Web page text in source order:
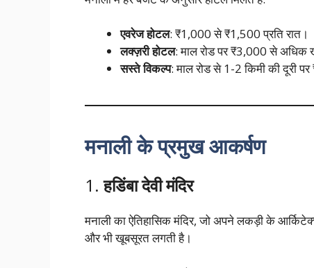
एवरेज होटल: ₹1,000 से ₹1,500 प्रति रात।
लक्ज़री होटल: माल रोड पर ₹3,000 से
सस्ते विकल्प: माल रोड से 1-2 किमी की दूरी
मनाली के प्रमुख आकर्षण
1.हडिंबा देवी मंदिर
मनाली का ऐतिहासिक मंदिर, जो अपने लकड़ी के
और भी खूबसूरत लगती है।